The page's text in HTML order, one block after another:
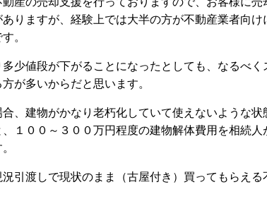
りますが、経験上では大半の方が不動産業者向
。
少値段が下がることになったとしても、なるべ
が多いからだと思います。
、建物がかなり老朽化していて使えないような
１００～３００万円程度の建物解体費用を相続
引渡しで現状のまま（古屋付き）買ってもらえる